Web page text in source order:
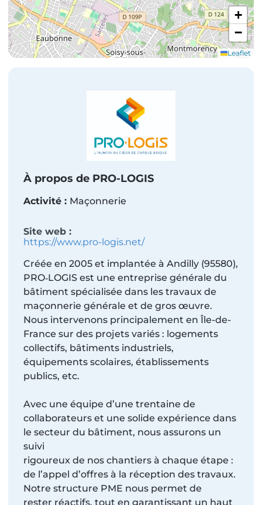
+
−
Leaflet
À propos de PRO-LOGIS
Activité : Maçonnerie
Site web :
https://www.pro-logis.net/
Créée en 2005 et implantée à Andilly (95580),
PRO‑LOGIS est une entreprise générale du
bâtiment spécialisée dans les travaux de
maçonnerie générale et de gros œuvre.
Nous intervenons principalement en Île-de-
France sur des projets variés : logements
collectifs, bâtiments industriels,
équipements scolaires, établissements
publics, etc.
Avec une équipe d’une trentaine de
collaborateurs et une solide expérience dans
le secteur du bâtiment, nous assurons un
suivi
rigoureux de nos chantiers à chaque étape :
de l’appel d’offres à la réception des travaux.
Notre structure PME nous permet de
rester réactifs, tout en garantissant un haut